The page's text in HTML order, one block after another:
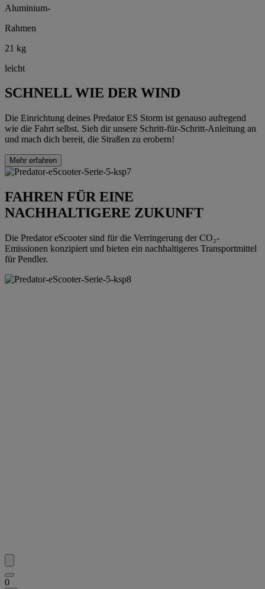
Aluminium-
Rahmen
21 kg
leicht
SCHNELL WIE DER WIND
Die Einrichtung deines Predator ES Storm ist genauso aufregend
wie die Fahrt selbst. Sieh dir unsere Schritt-für-Schritt-Anleitung an
und mach dich bereit, die Straßen zu erobern!
Mehr erfahren
FAHREN FÜR EINE
NACHHALTIGERE ZUKUNFT
Die Predator eScooter sind für die Verringerung der CO₂-
Emissionen konzipiert und bieten ein nachhaltigeres Transportmittel
für Pendler.
0